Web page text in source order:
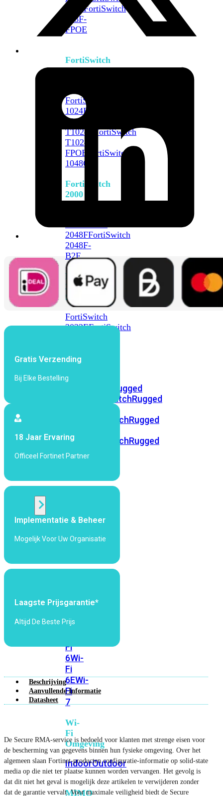
648FFortiSwitch
648F-
FPOE
FortiSwitch
1000
FortiSwitch
1024E
1048E
T1024E
FortiSwitch
T1024F-
FPOE
FortiSwitch
1048G
FortiSwitch
2000
2048FFortiSwitch
2048F-
B2F
FortiSwitch
3000
Series
FortiSwitch
3032EFortiSwitch
FortiSwitch
FortiSwitchRugged
FortiSwitchRugged
FortiSwitchRugged
POE
FortiSwitchRugged
424F-
POE
Alle
Points
Fi
Fi
6Wi-
Fi
6EWi-
Fi
7
Wi-
Fi
Omgeving
IndoorOutdoor
MIMO
Gratis Verzending
Bij Elke Bestelling
18 Jaar Ervaring
Officeel Fortinet Partner
Implementatie & Beheer
Mogelijk Voor Uw Organisatie
Laagste Prijsgarantie*
Altijd De Beste Prijs
Beschrijving
Aanvullende Informatie
Datasheet
De Secure RMA-service is bedoeld voor klanten met strenge eisen voor
de bescherming van gegevens binnen hun fysieke omgeving. Over het
algemeen slaan Fortinet-producten configuratie-informatie op solid-state
media op die niet ter plaatse kunnen worden vervangen. Het gevolg is
dat dit niet het geval is mogelijk deze artikelen te verwijderen zonder
dat de garantie vervalt. Voor maximale veiligheid biedt de Secure